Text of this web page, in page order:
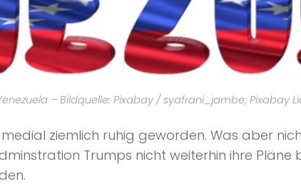
– Bildquelle: Pixabay / syafrani_jambe; Pixabay
ziemlich ruhig geworden. Was aber
Trumps nicht weiterhin ihre